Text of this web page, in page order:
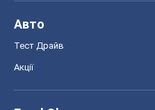
Авто
Тест Драйв
Акції